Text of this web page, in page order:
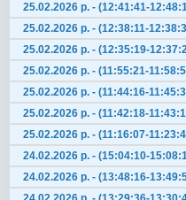
25.02.2026 р. - (12:41:41-
25.02.2026 р. - (12:38:11-
25.02.2026 р. - (12:35:19-
25.02.2026 р. - (11:55:21-
25.02.2026 р. - (11:44:16-
25.02.2026 р. - (11:42:18-
25.02.2026 р. - (11:16:07-
24.02.2026 р. - (15:04:10-
24.02.2026 р. - (13:48:16-